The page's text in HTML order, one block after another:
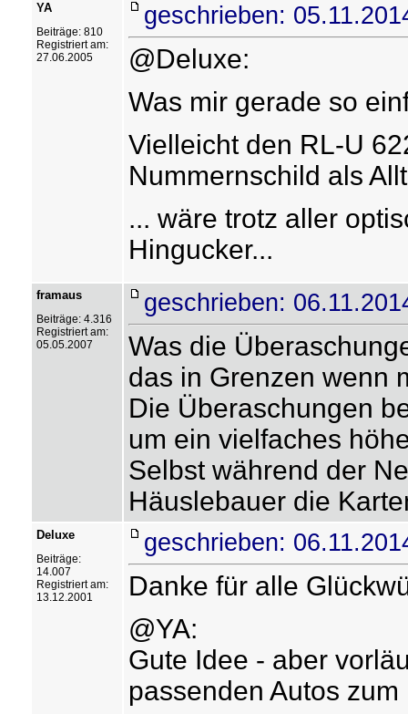
YA
Beiträge: 810
Registriert am:
27.06.2005
geschrieben:
@Deluxe:
Was mir gerade so
Vielleicht den RL-U
Nummernschild als
... wäre trotz aller
Hingucker...
framaus
Beiträge: 4.316
Registriert am:
05.05.2007
geschrieben:
Was die
das in Grenzen wenn
Die Überaschungen
um ein vielfaches
Selbst während der
Häuslebauer die
Deluxe
Beiträge:
14.007
Registriert am:
13.12.2001
geschrieben:
Danke für alle
@YA:
Gute Idee - aber
passenden Autos